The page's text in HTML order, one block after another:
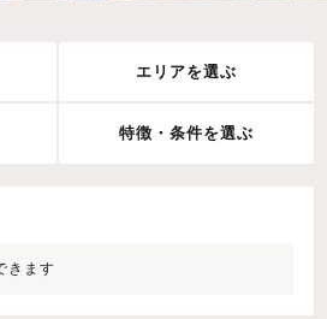
エリアを選ぶ
特徴・条件を選ぶ
きます